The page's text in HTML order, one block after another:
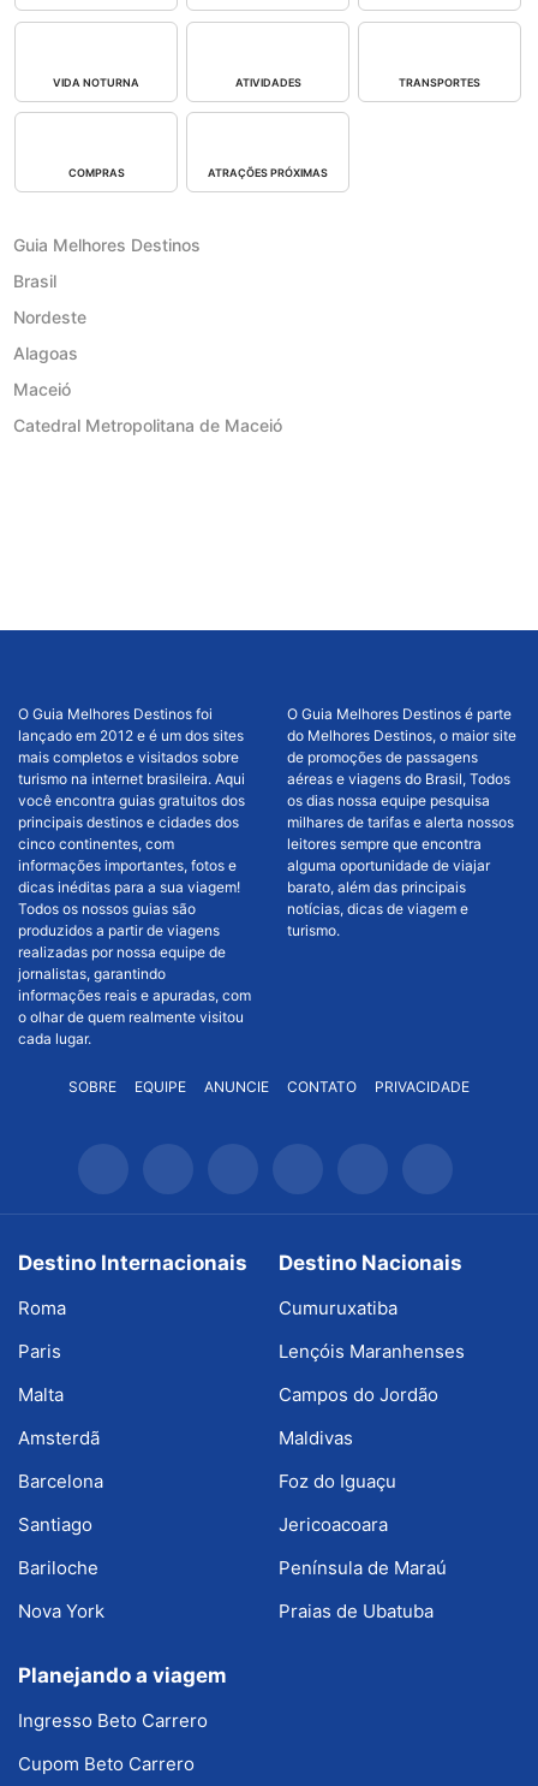
VIDA NOTURNA ATIVIDADES TRANSPORTES
COMPRAS ATRAÇÕES PRÓXIMAS
Guia Melhores Destinos
Brasil
Nordeste
Alagoas
Maceió
Catedral Metropolitana de Maceió
O Guia Melhores Destinos foi
lançado em 2012 e é um dos sites
mais completos e visitados sobre
turismo na internet brasileira. Aqui
você encontra guias gratuitos dos
principais destinos e cidades dos
cinco continentes, com
informações importantes, fotos e
dicas inéditas para a sua viagem!
Todos os nossos guias são
produzidos a partir de viagens
realizadas por nossa equipe de
jornalistas, garantindo
informações reais e apuradas, com
o olhar de quem realmente visitou
cada lugar.
O Guia Melhores Destinos é parte
do Melhores Destinos, o maior site
de promoções de passagens
aéreas e viagens do Brasil, Todos
os dias nossa equipe pesquisa
milhares de tarifas e alerta nossos
leitores sempre que encontra
alguma oportunidade de viajar
barato, além das principais
notícias, dicas de viagem e
turismo.
SOBRE EQUIPE ANUNCIE CONTATO PRIVACIDADE
Destino Internacionais
Roma
Paris
Malta
Amsterdã
Barcelona
Santiago
Bariloche
Nova York
Destino Nacionais
Cumuruxatiba
Lençóis Maranhenses
Campos do Jordão
Maldivas
Foz do Iguaçu
Jericoacoara
Península de Maraú
Praias de Ubatuba
Planejando a viagem
Ingresso Beto Carrero
Cupom Beto Carrero